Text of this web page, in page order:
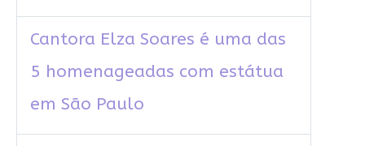
Cantora Elza Soares é uma das
5 homenageadas com estátua
em São Paulo